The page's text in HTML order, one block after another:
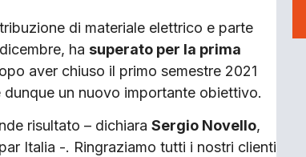
di materiale elettrico e parte
ha superato per la prima
aver chiuso il primo semestre 2021
un nuovo importante obiettivo.
risultato – dichiara Sergio Novello,
Italia -. Ringraziamo tutti i nostri clienti